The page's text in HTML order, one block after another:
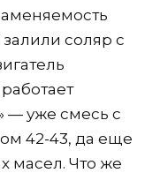
соляр с
— уже смесь с
42-43, да еще
масел. Что же